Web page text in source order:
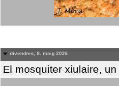
divendres, 8. maig 2026
El mosquiter xiulaire,